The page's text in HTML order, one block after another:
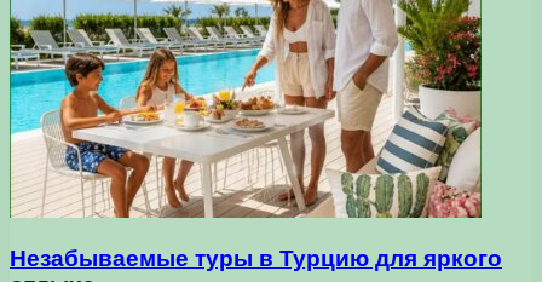
Незабываемые туры в Турцию для яркого